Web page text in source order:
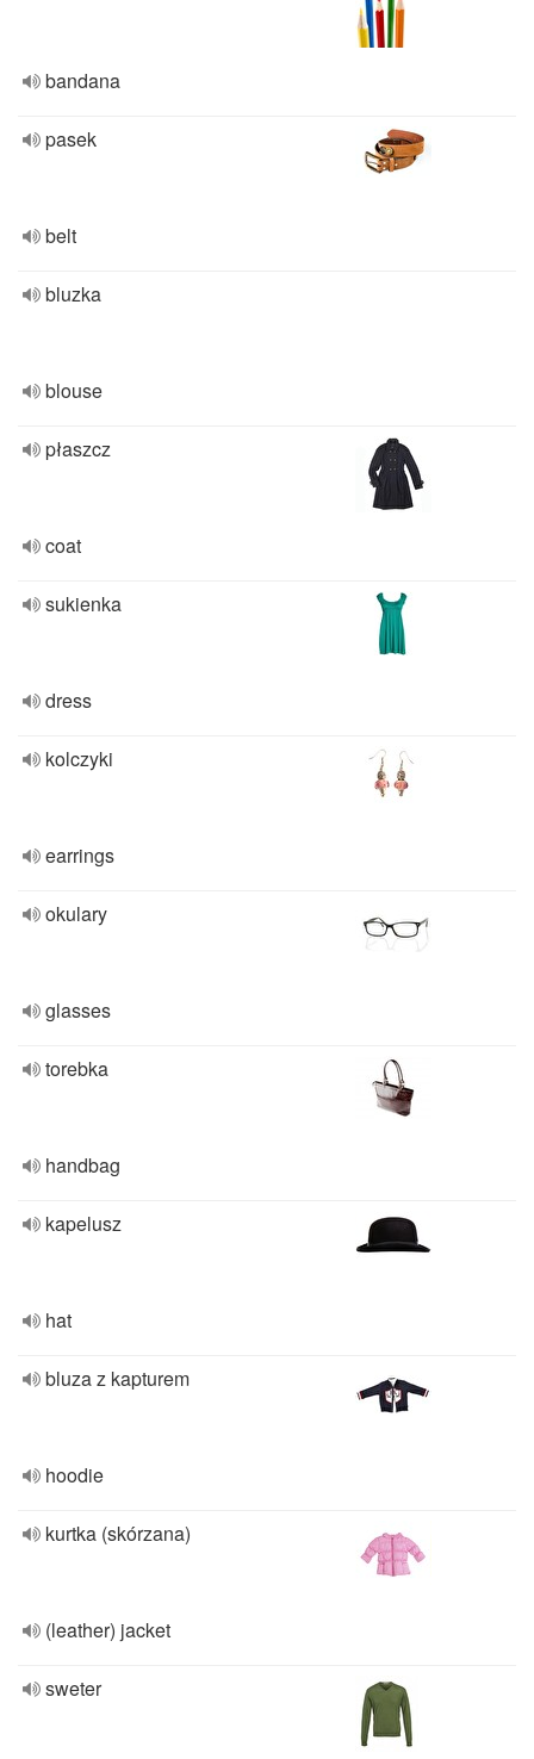
bandana
pasek
belt
bluzka
blouse
płaszcz
coat
sukienka
dress
kolczyki
earrings
okulary
glasses
torebka
handbag
kapelusz
hat
bluza z kapturem
hoodie
kurtka (skórzana)
(leather) jacket
sweter